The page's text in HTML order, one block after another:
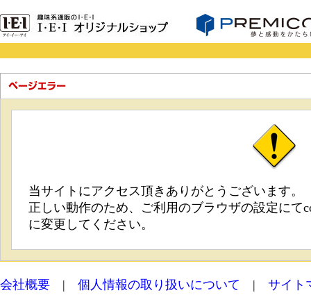
当サイトにアクセス頂きありがとうございます。
正しい動作のため、ご利用のブラウザの設定にて
に変更してください。
会社概要 | 個人情報の取り扱いについて | サイト